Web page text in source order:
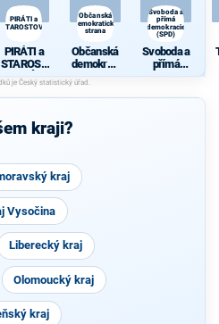
PIRÁTI a
STAROSTOVÉ
PIRÁTI a
STAROST
OVÉ
Občanská
demokratická
strana
Občanská
demokrati
cká strana
Svoboda a
přímá
demokracie
(SPD)
Svoboda a
přímá
demokraci
kraji?
kraj
Vysočina
Liberecký kraj
Olomoucký kraj
kraj